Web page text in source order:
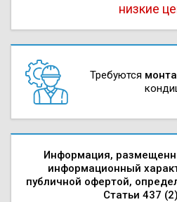
низкие
Требуются
Информация,
информационный
публичной офертой,
Статьи 437